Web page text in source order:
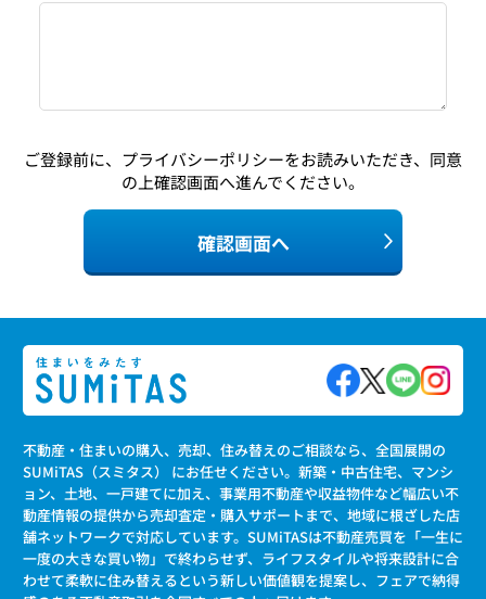
ご登録前に、 プライバシーポリシーをお読みいただき、同意
の上確認画面へ進んでください。
確認画面へ
不動産・住まいの購入、売却、住み替えのご相談なら、全国展開の
SUMiTAS（スミタス） にお任せください。新築・中古住宅、マンシ
ョン、土地、一戸建てに加え、事業用不動産や収益物件など幅広い不
動産情報の提供から売却査定・購入サポートまで、地域に根ざした店
舗ネットワークで対応しています。SUMiTASは不動産売買を「一生に
一度の大きな買い物」で終わらせず、ライフスタイルや将来設計に合
わせて柔軟に住み替えるという新しい価値観を提案し、フェアで納得